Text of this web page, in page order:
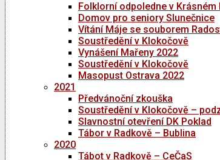
Folklorní odpoledne v Krásném
Domov pro seniory Slunečnice
Vítání Máje se souborem
Soustředění v Klokočově
Vynášení Mařeny 2022
Soustředění v Klokočově
Masopust Ostrava 2022
2021
Předvánoční zkouška
Soustředění v Klokočově –
Slavnostní otevření DK Poklad
Tábor v Radkově – Bublina
2020
Tábot v Radkově – CeČaS